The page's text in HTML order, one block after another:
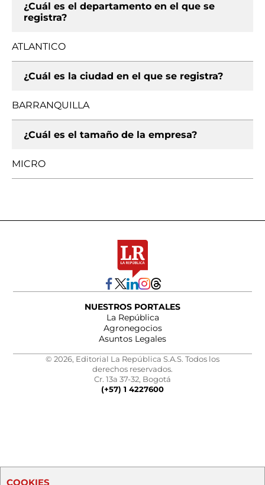
¿Cuál es el departamento en el que se
registra?
ATLANTICO
¿Cuál es la ciudad en el que se registra?
BARRANQUILLA
¿Cuál es el tamaño de la empresa?
MICRO
NUESTROS PORTALES
La República
Agronegocios
Asuntos Legales
© 2026, Editorial La República S.A.S. Todos los
derechos reservados.
Cr. 13a 37-32, Bogotá
(+57) 1 4227600
COOKIES